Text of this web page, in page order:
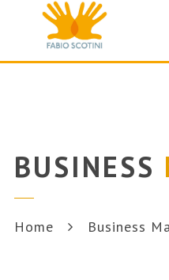
BUSINESS
Home Business